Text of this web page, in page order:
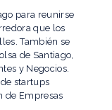
para reunirse
que los
También se
de Santiago,
y Negocios.
startups
de Empresas